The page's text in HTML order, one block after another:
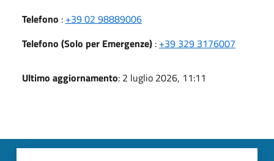
Telefono : +39 02 98889006
Telefono (Solo per Emergenze) : +39 329 3176007
Ultimo aggiornamento: 2 luglio 2026, 11:11